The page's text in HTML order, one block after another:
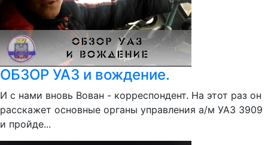
ОБЗОР УАЗ и вождение.
И с нами вновь Вован - корреспондент. На этот раз он
расскажет основные органы управления а/м УАЗ 3909
и пройде...